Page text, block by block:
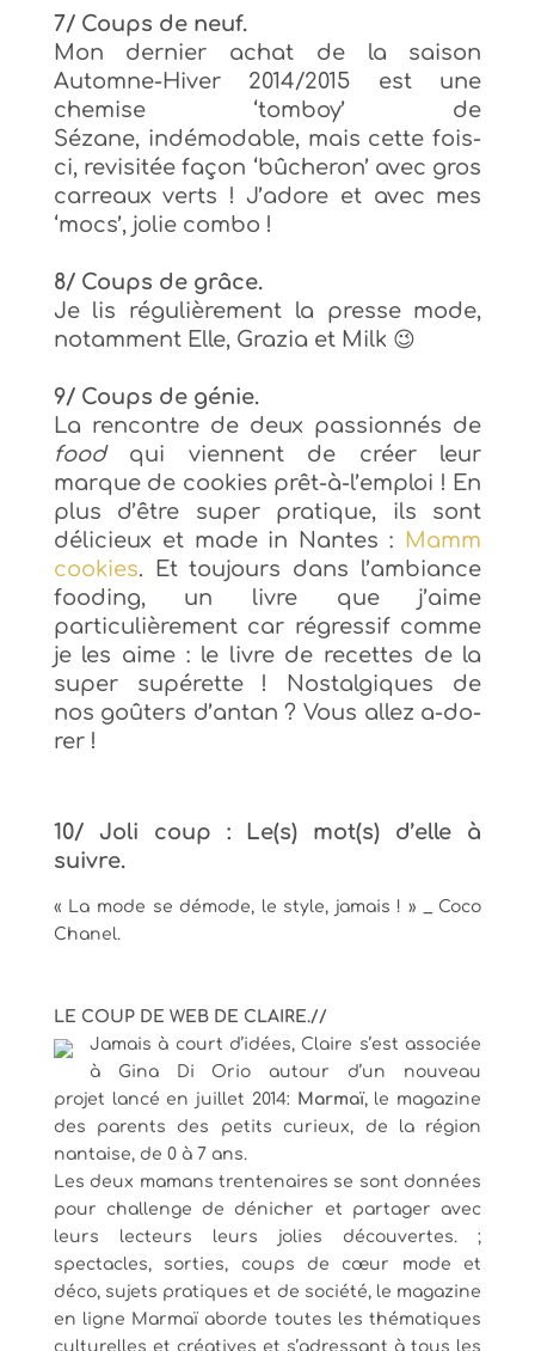
7/ Coups de neuf.
Mon dernier achat de la saison
Automne-Hiver 2014/2015 est une
chemise ‘tomboy’ de
Sézane, indémodable,mais cette fois-
ci, revisitée façon ‘bûcheron’ avec gros
carreaux verts ! J’adore et avec mes
‘mocs’, jolie combo !
8/ Coups de grâce.
Je lis régulièrement la presse mode,
notamment Elle, Grazia et Milk 😉
9/ Coups de génie.
La rencontre de deux passionnés de
food qui viennent de créer leur
marque de cookies prêt-à-l’emploi ! En
plus d’être super pratique, ils sont
délicieux et made in Nantes :
Mamm
cookies. Et toujours dans l’ambiance
fooding, un livre que j’aime
particulièrement car régressif comme
je les aime : le livre de recettes de la
super supérette ! Nostalgiques de
nos goûters d’antan ? Vous allez a-do-
rer !
10/ Joli coup : Le(s) mot(s) d’elle à
suivre.
« La mode se démode, le style, jamais ! » _ Coco
Chanel.
LE COUP DE WEB DE CLAIRE.//
Jamais à court d’idées, Claire s’est associée
à Gina Di Orio autour d’un nouveau
projet lancé en juillet 2014: Marmaï, le magazine
des parents des petits curieux, de la région
nantaise, de 0 à 7 ans.
Les deux mamans trentenaires se sont données
pour challenge de dénicher et partager avec
leurs lecteurs leurs jolies découvertes. ;
spectacles, sorties, coups de cœur mode et
déco, sujets pratiques et de société, le magazine
en ligne Marmaï aborde toutes les thématiques
culturelles et créatives et s’adressant à tous les